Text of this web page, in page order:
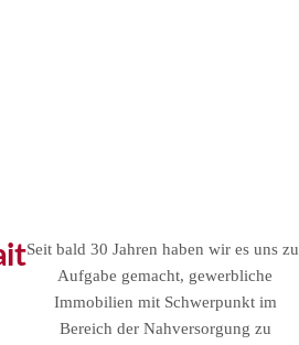
Seit bald 30 Jahren haben wir es uns
Aufgabe gemacht, gewerbliche
Immobilien mit Schwerpunkt im
Bereich der Nahversorgung zu